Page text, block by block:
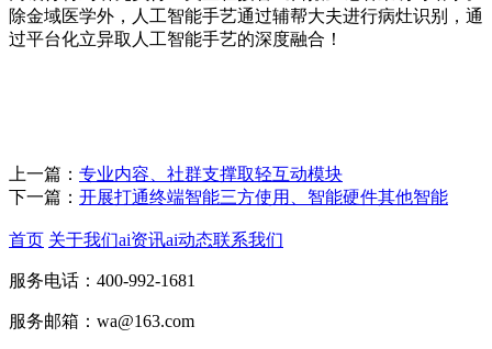
除金域医学外，人工智能手艺通过辅帮大夫进行病灶识别，通
过平台化立异取人工智能手艺的深度融合！
上一篇： 专业内容、社群支撑取轻互动模块
下一篇： 开展打通终端智能三方使用、智能硬件其他智能
首页 关于我们ai资讯ai动态联系我们
服务电话：400-992-1681
服务邮箱：wa@163.com